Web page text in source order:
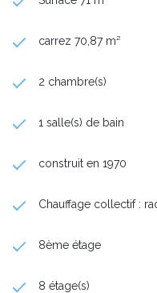
carrez 70,87 m²
2 chambre(s)
1 salle(s) de bain
construit en 1970
Chauffage collectif :
8ème étage
8 étage(s)